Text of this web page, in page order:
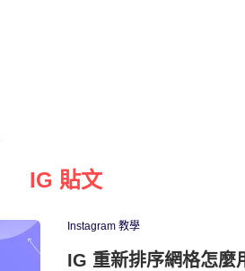
IG 貼文
Instagram 教學
IG 重新排序網格怎麼